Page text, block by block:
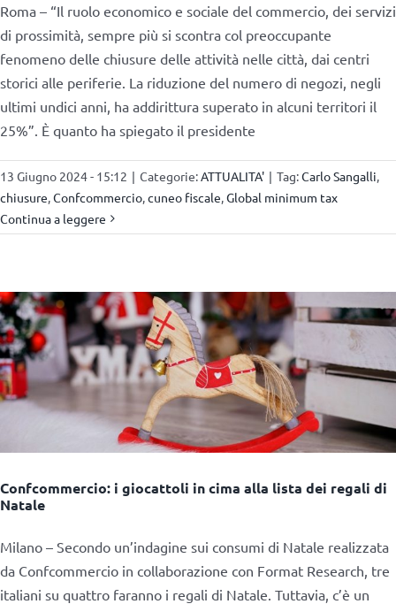
Roma – “Il ruolo economico e sociale del commercio, dei servizi
di prossimità, sempre più si scontra col preoccupante
fenomeno delle chiusure delle attività nelle città, dai centri
storici alle periferie. La riduzione del numero di negozi, negli
ultimi undici anni, ha addirittura superato in alcuni territori il
25%”. È quanto ha spiegato il presidente
13 Giugno 2024 - 15:12 | Categorie:ATTUALITA' | Tag:Carlo Sangalli,
chiusure,Confcommercio,cuneo fiscale,Global minimum tax
Continua a leggere
Confcommercio: i giocattoli in cima alla lista dei regali di
Natale
Milano – Secondo un’indagine sui consumi di Natale realizzata
da Confcommercio in collaborazione con Format Research, tre
italiani su quattro faranno i regali di Natale. Tuttavia, c’è un